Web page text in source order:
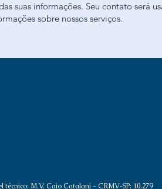
suas informações. Seu contato será
sobre nossos serviços.
técnico: M.V. Caio Catalani - CRMV-SP: 10.279